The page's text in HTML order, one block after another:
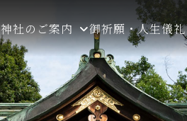
神社のご案内 御祈願・人生儀